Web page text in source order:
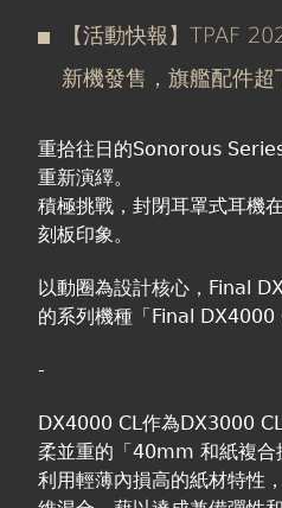
【活動快報】TPAF
新機發售，旗艦配件超
重拾往日的Sonorous
重新演繹。
積極挑戰，封閉耳罩式耳機
刻板印象。
以動圈為設計核心，Final
的系列機種「Final DX4000
-
DX4000 CL作為DX3000
柔並重的「40mm 和紙複合
利用輕薄內損高的紙材特性